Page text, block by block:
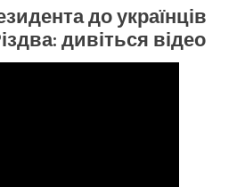
до українців
дивіться відео